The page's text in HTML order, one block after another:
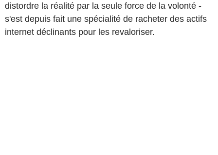
distordre la réalité par la seule force de la volonté -
s'est depuis fait une spécialité de racheter des actifs
internet déclinants pour les revaloriser.